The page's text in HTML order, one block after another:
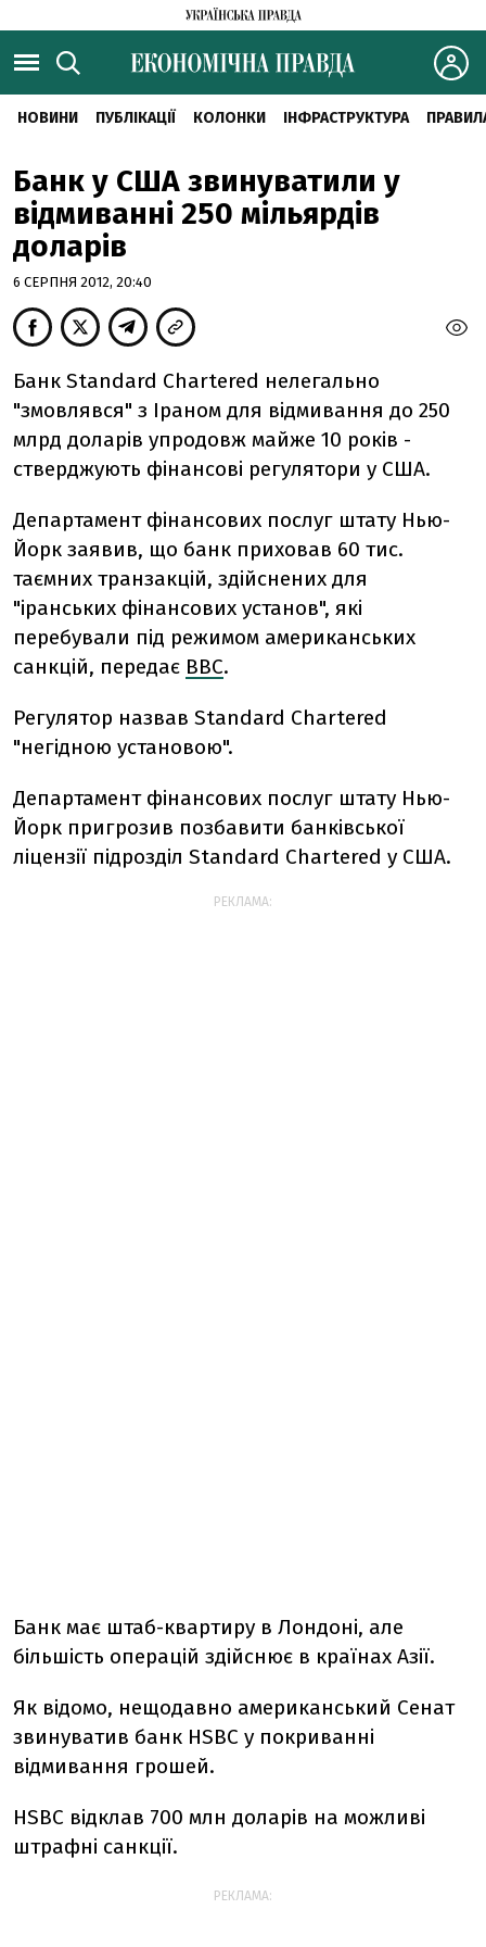
НОВИНИ ПУБЛІКАЦІЇ КОЛОНКИ ІНФРАСТРУКТУРА
Банк у США звинуватили у
відмиванні 250 мільярдів
доларів
6 СЕРПНЯ 2012, 20:40
Банк Standard Chartered нелегально
"змовлявся" з Іраном для відмивання до 250
млрд доларів упродовж майже 10 років -
стверджують фінансові регулятори у США.
Департамент фінансових послуг штату Нью-
Йорк заявив, що банк приховав 60 тис.
таємних транзакцій, здійснених для
"іранських фінансових установ", які
перебували під режимом американських
санкцій, передає ВВС.
Регулятор назвав Standard Chartered
"негідною установою".
Департамент фінансових послуг штату Нью-
Йорк пригрозив позбавити банківської
ліцензії підрозділ Standard Chartered у США.
РЕКЛАМА:
Банк має штаб-квартиру в Лондоні, але
більшість операцій здійснює в країнах Азії.
Як відомо, нещодавно американський Сенат
звинуватив банк HSBC у покриванні
відмивання грошей.
HSBC відклав 700 млн доларів на можливі
штрафні санкції.
РЕКЛАМА: